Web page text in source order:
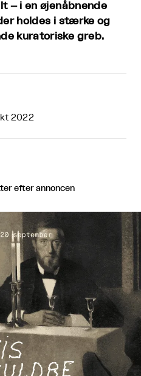
– i en øjenåbnende
holdes i stærke og
kuratoriske greb.
2022
efter annoncen